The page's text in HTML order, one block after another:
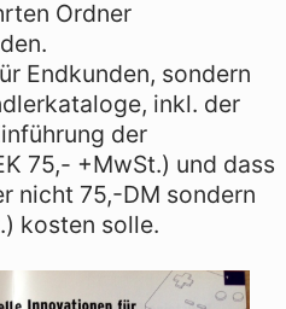
Ordner
Endkunden, sondern
inkl. der
der
75,- +MwSt.) und dass
nicht 75,-DM sondern
kosten solle.